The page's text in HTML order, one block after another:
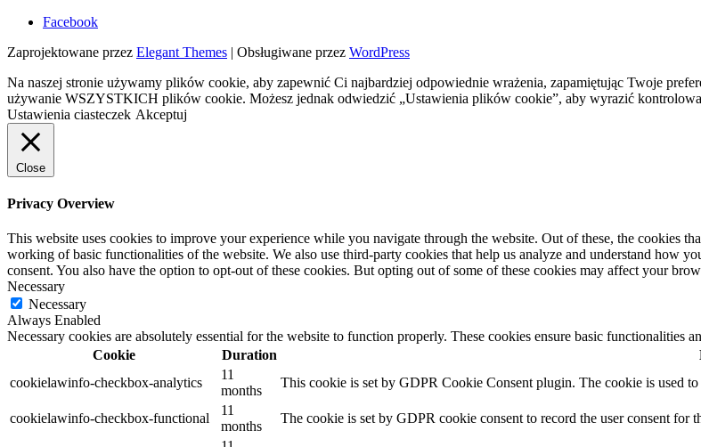
Facebook
Zaprojektowane przez Elegant Themes | Obsługiwane przez WordPress
Na naszej stronie używamy plików cookie, aby zapewnić Ci najbardziej odpowiednie wrażenia, zapamiętując Twoje
używanie WSZYSTKICH plików cookie. Możesz jednak odwiedzić „Ustawienia plików cookie”, aby wyrazić
Ustawienia ciasteczek Akceptuj
Close
Privacy Overview
This website uses cookies to improve your experience while you navigate through the website. Out of these, the cookies
working of basic functionalities of the website. We also use third-party cookies that help us analyze and understand how
consent. You also have the option to opt-out of these cookies. But opting out of some of these cookies may affect your
Necessary
Necessary
Always Enabled
Necessary cookies are absolutely essential for the website to function properly. These cookies ensure basic functionalities
Cookie
Duration
cookielawinfo-checkbox-analytics
11
months
This cookie is set by GDPR Cookie Consent plugin. The cookie is used
cookielawinfo-checkbox-functional
11
months
The cookie is set by GDPR cookie consent to record the user consent for